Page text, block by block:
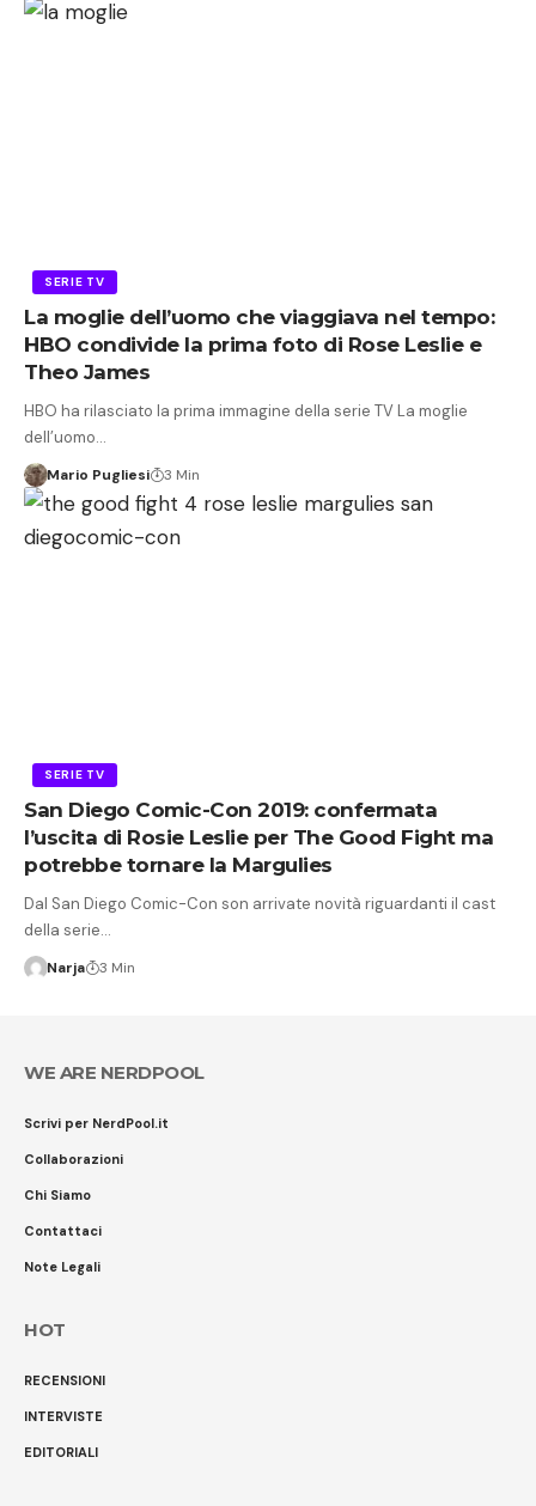
SERIE TV
La moglie dell’uomo che viaggiava nel tempo:
HBO condivide la prima foto di Rose Leslie e
Theo James
HBO ha rilasciato la prima immagine della serie TV La moglie
dell’uomo…
Mario Pugliesi 3 Min
SERIE TV
San Diego Comic-Con 2019: confermata
l’uscita di Rosie Leslie per The Good Fight ma
potrebbe tornare la Margulies
Dal San Diego Comic-Con son arrivate novità riguardanti il cast
della serie…
Narja 3 Min
WE ARE NERDPOOL
Scrivi per NerdPool.it
Collaborazioni
Chi Siamo
Contattaci
Note Legali
HOT
RECENSIONI
INTERVISTE
EDITORIALI